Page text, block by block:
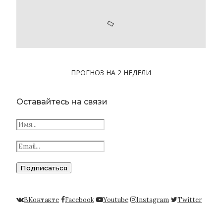
ПРОГНОЗ НА 2 НЕДЕЛИ
Оставайтесь на связи
ВКонтакте Facebook Youtube Instagram
Twitter